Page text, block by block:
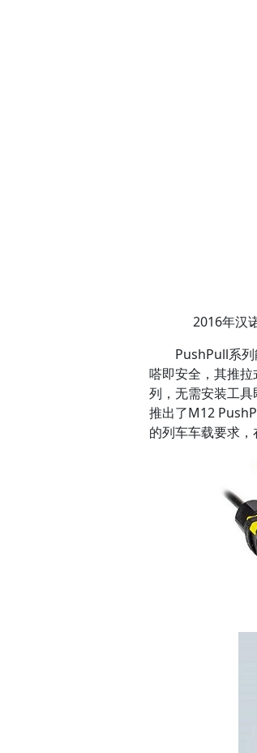
2016年汉
PushPull系
嗒即安全，其推
列，无需安装工
推出了M12
的列车车载要求，